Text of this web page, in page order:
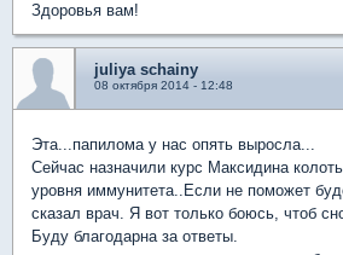
Здоровья вам!
juliya schainy
08 октября 2014 - 12:48
Эта...папилома у нас опять выросла...
Сейчас назначили курс Максидина
уровня иммунитета..Если не поможет
сказал врач. Я вот только боюсь, чтоб
Буду благодарна за ответы.